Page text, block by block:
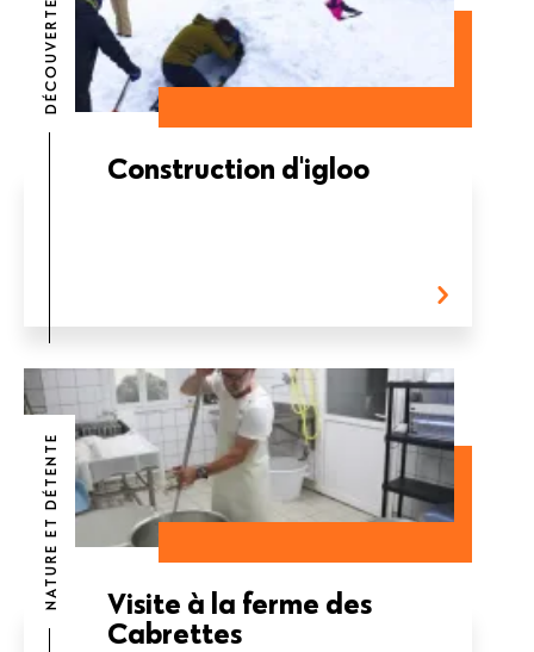
DÉCOUVERTE
Construction d'igloo
NATURE ET DÉTENTE
Visite à la ferme des
Cabrettes